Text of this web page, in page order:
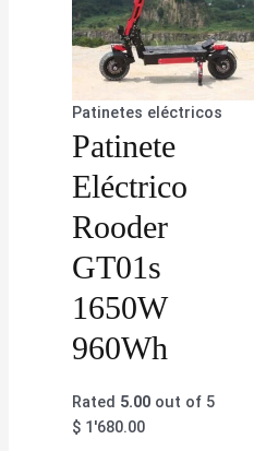
Patinetes eléctricos
Patinete
Eléctrico
Rooder
GT01s
1650W
960Wh
Rated 5.00 out of 5
$ 1'680.00